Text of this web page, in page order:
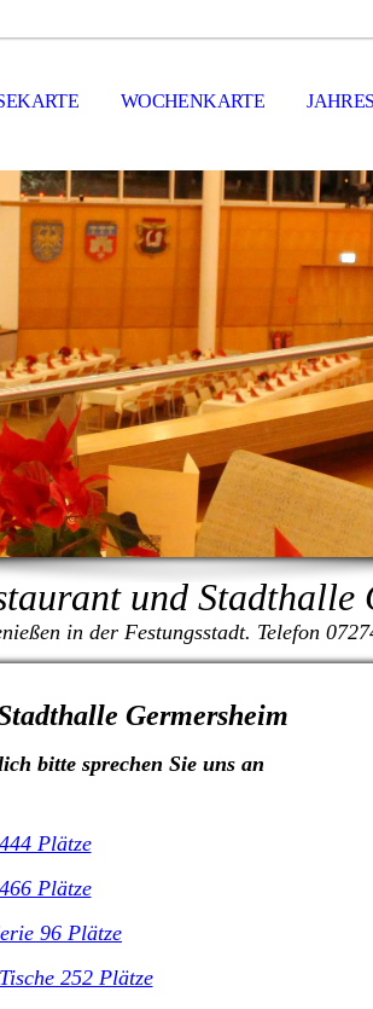
WOCHENKARTE
und Stadthalle
in der Festungsstadt. Telefon
Germersheim
bitte sprechen Sie uns an
Plätze
Plätze
96 Plätze
252 Plätze